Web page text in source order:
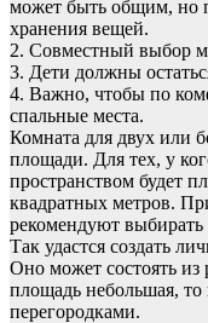
может быть общим, но
хранения вещей.
2. Совместный выбор
3. Дети должны
4. Важно, чтобы по
спальные места.
Комната для двух или
площади. Для тех, у
пространством будет
квадратных метров.
рекомендуют выбирать
Так удастся создать
Оно может состоять из
площадь небольшая, то
перегородками.